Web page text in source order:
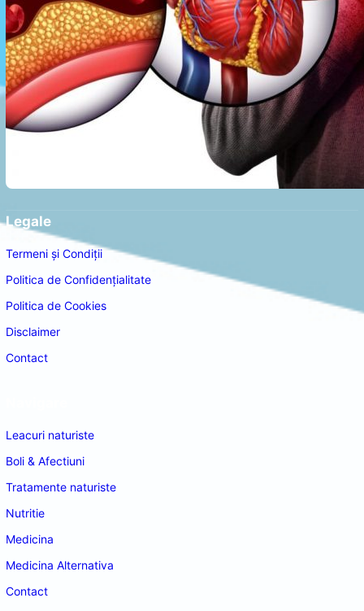
Legale
Termeni și Condiții
Politica de Confidențialitate
Politica de Cookies
Disclaimer
Contact
Leacuri naturiste
Boli & Afectiuni
Tratamente naturiste
Nutritie
Medicina
Medicina Alternativa
Contact